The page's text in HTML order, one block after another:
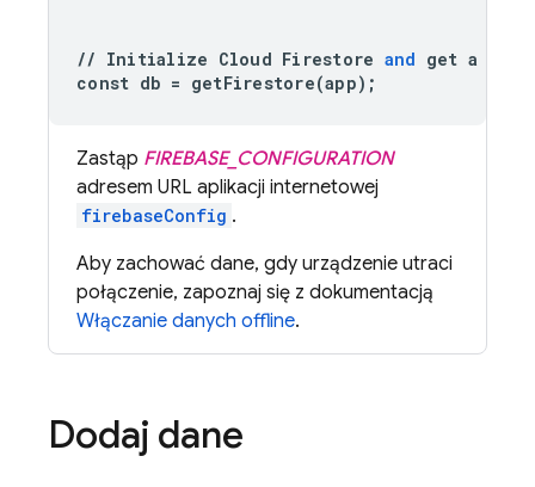
// Initialize Cloud Firestore and get a
const db = getFirestore(app);
Zastąp FIREBASE_CONFIGURATION
adresem URL aplikacji internetowej
firebaseConfig .
Aby zachować dane, gdy urządzenie utraci
połączenie, zapoznaj się z dokumentacją
Włączanie danych offline.
Dodaj dane